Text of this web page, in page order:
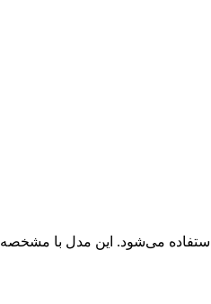
استفاده می‌شود. این مدل با مشخصه